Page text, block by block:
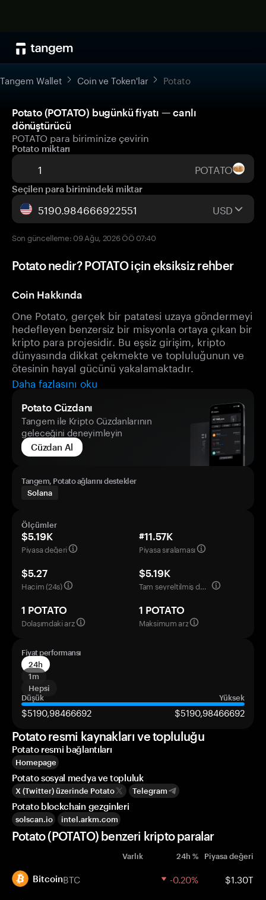
Tangem Wallet Coin ve Token'lar Potato
Potato (POTATO) bugünkü fiyatı — canlı
dönüştürücü
POTATO para biriminize çevirin
Potato miktarı
POTATO
Seçilen para birimindeki miktar
USD
Son güncelleme: 09 Ağu, 2026 ÖÖ 07:40
Potato nedir? POTATO için eksiksiz rehber
Coin Hakkında
One Potato, gerçek bir patatesi uzaya göndermeyi
hedefleyen benzersiz bir misyonla ortaya çıkan bir
kripto para projesidir. Bu eşsiz girişim, kripto
dünyasında dikkat çekmekte ve topluluğunun ve
ötesinin hayal gücünü yakalamaktadır.
Daha fazlasını oku
Potato Cüzdanı
Tangem ile Kripto Cüzdanlarının
geleceğini deneyimleyin
Cüzdan Al
Tangem, Potato ağlarını destekler
Solana
Ölçümler
$5.19K
Piyasa değeri
#11.57K
Piyasa sıralaması
$5.27
Hacim (24s)
$5.19K
Tam seyreltilmiş değerleme
1 POTATO
Dolaşımdaki arz
1 POTATO
Maksimum arz
Fiyat performansı
24h
1m
Hepsi
Düşük
Yüksek
$5190,98466692
$5190,98466692
Potato resmi kaynakları ve topluluğu
Potato resmi bağlantıları
Homepage
Potato sosyal medya ve topluluk
X (Twitter) üzerinde Potato Telegram
Potato blockchain gezginleri
solscan.io intel.arkm.com
Potato (POTATO) benzeri kripto paralar
Varlık 24h % Piyasa değeri
BitcoinBTC -0.20% $1.30T